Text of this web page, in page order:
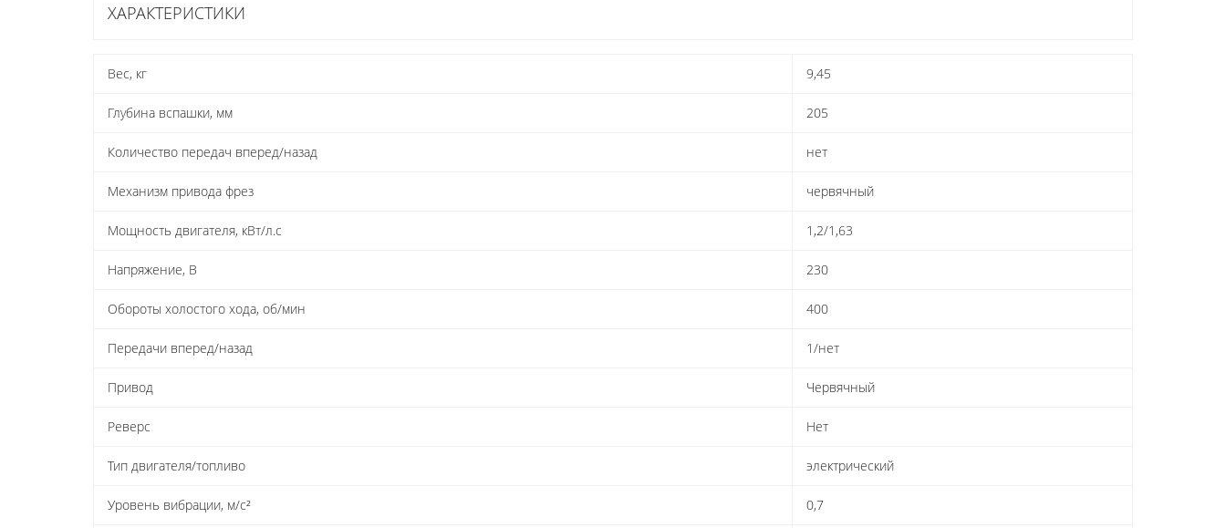
ХАРАКТЕРИСТИКИ
Вес, кг 9,45
Глубина вспашки, мм 205
Количество передач вперед/назад нет
Механизм привода фрез червячный
Мощность двигателя, кВт/л.с 1,2/1,63
Напряжение, В 230
Обороты холостого хода, об/мин 400
Передачи вперед/назад 1/нет
Привод Червячный
Реверс Нет
Тип двигателя/топливо электрический
Уровень вибрации, м/с² 0,7